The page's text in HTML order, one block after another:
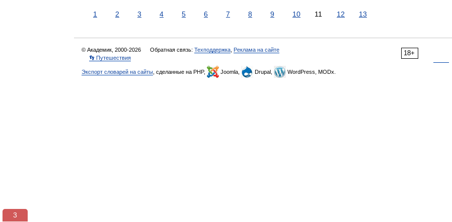
1 2 3 4 5 6 7 8 9 10 11 12 13
18+
© Академик, 2000-2026 Обратная связь: Техподдержка Реклама на сайте
👣 Путешествия
Экспорт словарей на сайты , сделанные на PHP, Joomla, Drupal, WordPress, MODx.
3